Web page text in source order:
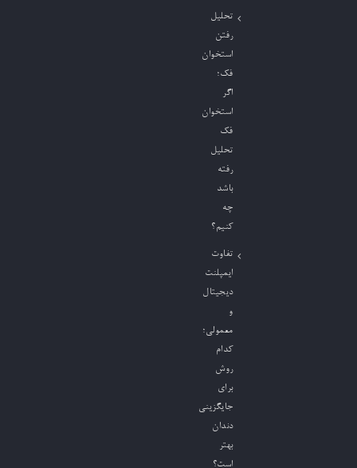
تحلیل
رفتن
استخوان
فک؛
اگر
استخوان
فک
تحلیل
رفته
باشد
چه
کنیم؟
تفاوت
ایمپلنت
دیجیتال
و
معمولی؛
کدام
روش
برای
جایگزینی
دندان
بهتر
است؟